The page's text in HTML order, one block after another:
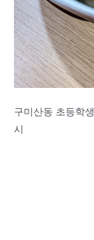
구미산동 초등학
시